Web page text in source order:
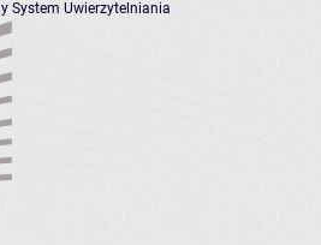
System Uwierzytelniania